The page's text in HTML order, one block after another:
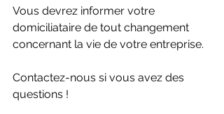
Vous devrez informer votre
domiciliataire de tout changement
concernant la vie de votre entreprise.
Contactez-nous si vous avez des
questions !